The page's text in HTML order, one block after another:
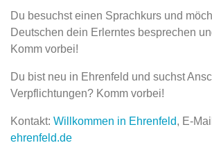
Du besuchst einen Sprachkurs und
Deutschen dein Erlerntes besprechen
Komm vorbei!
Du bist neu in Ehrenfeld und suchst
Verpflichtungen? Komm vorbei!
Kontakt: Willkommen in Ehrenfeld, E-
ehrenfeld.de